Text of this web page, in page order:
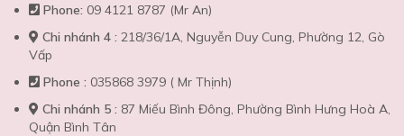
Phone: 09 4121 8787 (Mr An)
Chi nhánh 4 : 218/36/1A, Nguyễn Duy Cung, Phường 12, Gò
Vấp
Phone : 035868 3979 ( Mr Thịnh)
Chi nhánh 5 : 87 Miếu Bình Đông, Phường Bình Hưng Hoà A,
Quận Bình Tân